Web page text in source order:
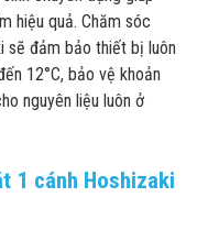
hiệu quả. Chăm sóc
sẽ đảm bảo thiết bị luôn
12°C, bảo vệ khoản
nguyên liệu luôn ở
1 cánh Hoshizaki